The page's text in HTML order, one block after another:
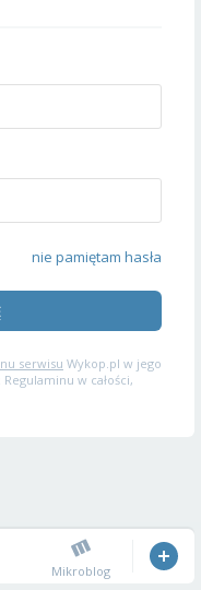
nie pamiętam hasła
serwisu Wykop.pl w jego
w całości,
Mikroblog